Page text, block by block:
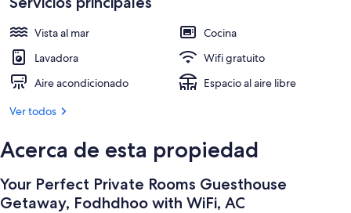
Vista al mar
Cocina
Lavadora
Wifi gratuito
Aire acondicionado
Espacio al aire libre
Ver todos
Acerca de esta propiedad
Your Perfect Private Rooms Guesthouse
Getaway, Fodhdhoo with WiFi, AC